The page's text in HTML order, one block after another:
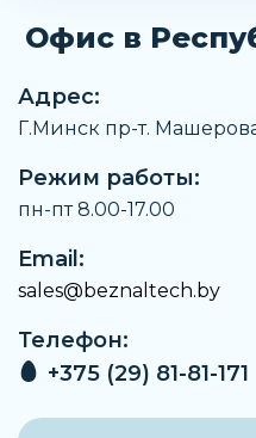
38 мм
Вес
Размер под ключ
От -20°C до +100°C
Предельное
1000 бар
Артикул
Офис в
Адрес:
Г.Минск пр-т. Машерова
Режим работы:
пн-пт 8.00-17.00
Email:
sales@beznaltech.by
Телефон:
+375 (29) 81-81-171